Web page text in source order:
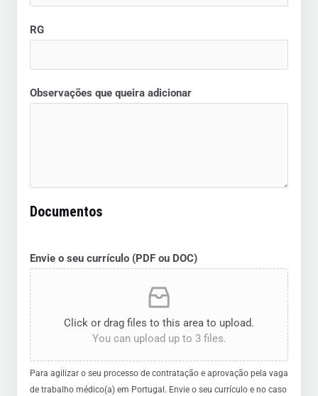
U
N
R
S
E
RG
Observações que queira adicionar
Documentos
Envie o seu currículo (PDF ou DOC)
Click or drag files to this area to upload.
You can upload up to 3 files.
Para agilizar o seu processo de contratação e aprovação pela vaga
de trabalho médico(a) em Portugal. Envie o seu currículo e no caso